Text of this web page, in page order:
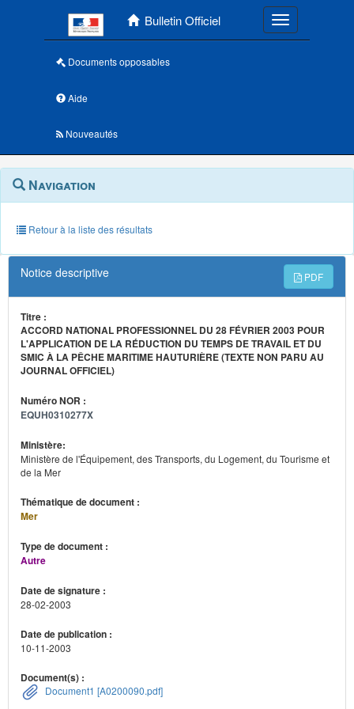
Bulletin Officiel Toggle
Documents opposables
Aide
Nouveautés
Navigation
outils
annexes
Menu
contextuel
Navigation
Retour à la liste des résultats
Notice descriptive PDF
Titre :
ACCORD NATIONAL PROFESSIONNEL DU 28 FÉVRIER 2003 POUR
L'APPLICATION DE LA RÉDUCTION DU TEMPS DE TRAVAIL ET DU
SMIC À LA PÊCHE MARITIME HAUTURIÈRE (TEXTE NON PARU AU
JOURNAL OFFICIEL)
Numéro NOR :
EQUH0310277X
Ministère:
Ministère de l'Équipement, des Transports, du Logement, du Tourisme et
de la Mer
Thématique de document :
Mer
Type de document :
Autre
Date de signature :
28-02-2003
Date de publication :
10-11-2003
Document(s) :
Document1 [A0200090.pdf]